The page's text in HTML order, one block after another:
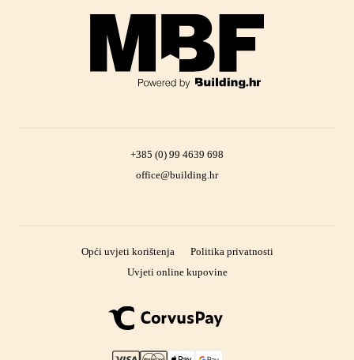
+385 (0) 99 4639 698
office@building.hr
Opći uvjeti korištenja
Politika privatnosti
Uvjeti online kupovine